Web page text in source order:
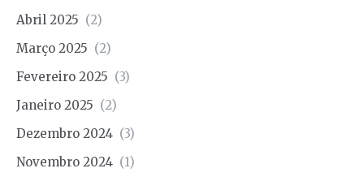
Abril 2025 (2)
Março 2025 (2)
Fevereiro 2025 (3)
Janeiro 2025 (2)
Dezembro 2024 (3)
Novembro 2024 (1)